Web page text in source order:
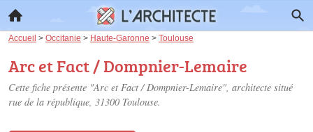
Accueil > Occitanie > Haute-Garonne > Toulouse
Arc et Fact / Dompnier-Lemaire
Cette fiche présente "Arc et Fact / Dompnier-Lemaire", architecte situé
rue de la république, 31300 Toulouse.